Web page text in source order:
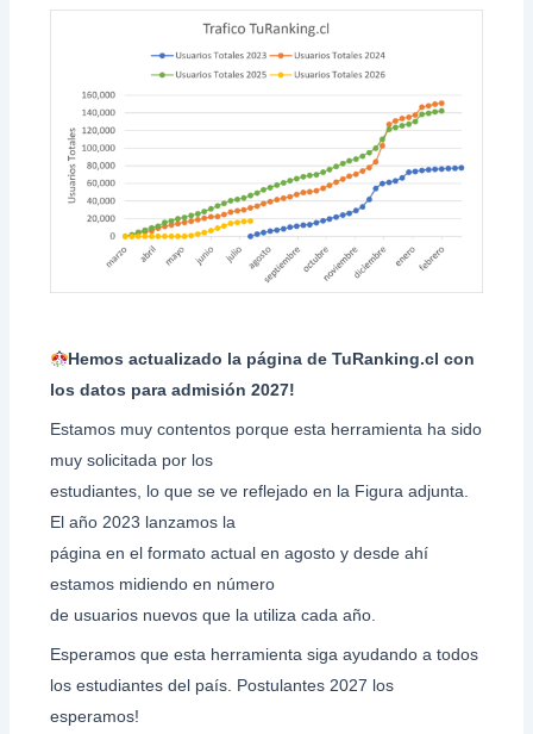
Hemos actualizado la página de TuRanking.cl con
los datos para admisión 2027!
Estamos muy contentos porque esta herramienta ha sido
muy solicitada por los
estudiantes, lo que se ve reflejado en la Figura adjunta.
El año 2023 lanzamos la
página en el formato actual en agosto y desde ahí
estamos midiendo en número
de usuarios nuevos que la utiliza cada año.
Esperamos que esta herramienta siga ayudando a todos
los estudiantes del país. Postulantes 2027 los
esperamos!